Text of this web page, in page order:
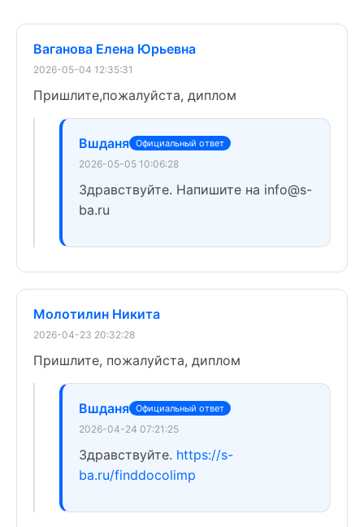
Ваганова Елена Юрьевна
2026-05-04 12:35:31
Пришлите,пожалуйста, диплом
Вшданя Официальный ответ
2026-05-05 10:06:28
Здравствуйте. Напишите на info@s-
ba.ru
Молотилин Никита
2026-04-23 20:32:28
Пришлите, пожалуйста, диплом
Вшданя Официальный ответ
2026-04-24 07:21:25
Здравствуйте. https://s-
ba.ru/finddocolimp